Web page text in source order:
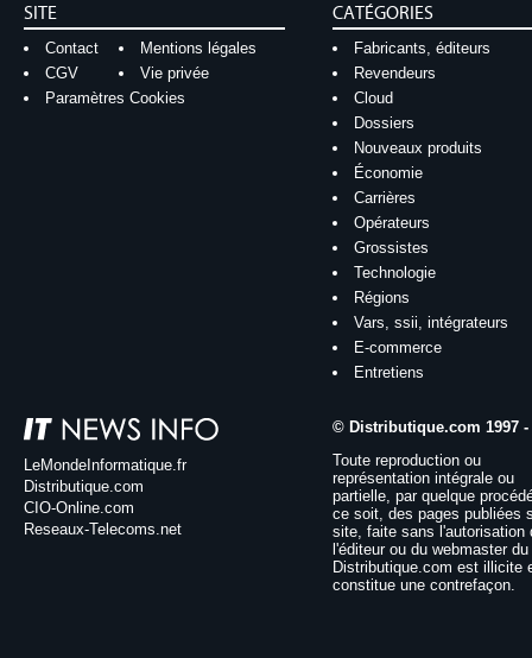
SITE
Contact
Mentions légales
CGV
Vie privée
Paramètres Cookies
CATÉGORIES
Fabricants, éditeurs
Revendeurs
Cloud
Dossiers
Nouveaux produits
Économie
Carrières
Opérateurs
Grossistes
Technologie
Régions
Vars, ssii, intégrateurs
E-commerce
Entretiens
LeMondeInformatique.fr
Distributique.com
CIO-Online.com
Reseaux-Telecoms.net
© Distributique.com 1997 -
Toute reproduction ou
représentation intégrale ou
partielle, par quelque
ce soit, des pages publiées
site, faite sans l'autorisation
l'éditeur ou du webmaster
Distributique.com est illicite
constitue une contrefaçon.